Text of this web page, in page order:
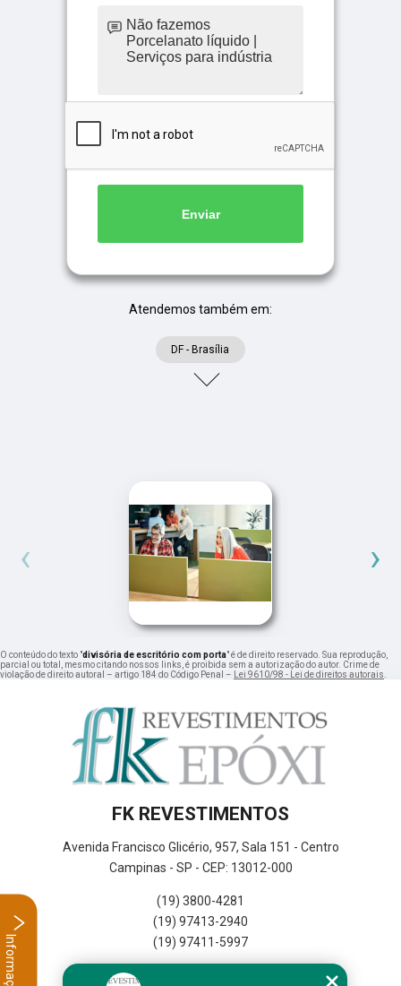
Enviar
Atendemos também em:
DF - Brasília
‹ ›
O conteúdo do texto "divisória de escritório com porta" é de direito reservado. Sua reprodução,
parcial ou total, mesmo citando nossos links, é proibida sem a autorização do autor. Crime de
violação de direito autoral – artigo 184 do Código Penal –
Lei 9610/98 - Lei de direitos autorais
FK REVESTIMENTOS
Avenida Francisco Glicério, 957, Sala 151 - Centro
Campinas - SP - CEP: 13012-000
(19) 3800-4281
(19) 97413-2940
(19) 97411-5997
Informações